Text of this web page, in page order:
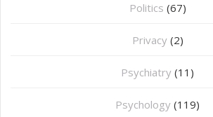
Politics (67)
Privacy (2)
Psychiatry (11)
Psychology (119)